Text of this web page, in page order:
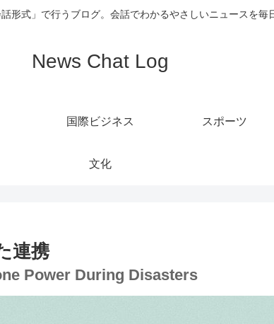
形式」で行うブログ。会話でわかるやさしいニュースを毎
News Chat Log
国際ビジネス スポーツ
文化
連携
Power During Disasters